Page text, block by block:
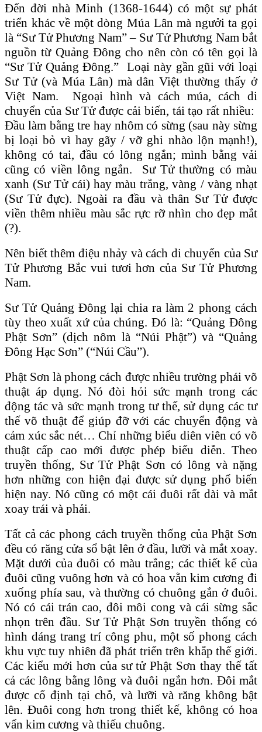
Đến đời nhà Minh (1368-1644) có một sự phát
triển khác về một dòng Múa Lân mà ngưởi ta gọi
là “Sư Tử Phương Nam” – Sư Tử Phương Nam bắt
nguồn từ Quảng Đông cho nên còn có tên gọi là
“Sư Tử Quảng Đông.” Loại này gần gũi với loại
Sư Tử (và Múa Lân) mà dân Việt thường thấy ở
Việt Nam. Ngoại hình và cách múa, cách di
chuyển của Sư Tử được cải biến, tái tạo rất nhiều:
Đầu làm bằng tre hay nhôm có sừng (sau này sừng
bị loại bỏ vì hay gãy / vỡ ghi nhào lộn mạnh!),
không có tai, đầu có lông ngắn; mình bằng vải
cũng có viền lông ngắn. Sư Tử thường có màu
xanh (Sư Tử cái) hay màu trắng, vàng / vàng nhạt
(Sư Tử đực). Ngoài ra đầu và thân Sư Tử được
viền thêm nhiều màu sắc rực rỡ nhìn cho đẹp mắt
(?).
Nên biết thêm điệu nhảy và cách di chuyển của Sư
Tử Phương Bắc vui tươi hơn của Sư Tử Phương
Nam.
Sư Tử Quảng Đông lại chia ra làm 2 phong cách
tùy theo xuất xứ của chúng. Đó là: “Quảng Đông
Phật Sơn” (dịch nôm là “Núi Phật”) và “Quảng
Đông Hạc Sơn” (“Núi Cầu”).
Phật Sơn là phong cách được nhiều trường phái võ
thuật áp dụng. Nó đòi hỏi sức mạnh trong các
động tác và sức mạnh trong tư thế, sử dụng các tư
thế võ thuật để giúp đỡ với các chuyển động và
cảm xúc sắc nét… Chỉ những biểu diên viên có võ
thuật cấp cao mới được phép biểu diễn. Theo
truyền thống, Sư Tử Phật Sơn có lông và nặng
hơn những con hiện đại được sử dụng phổ biến
hiện nay. Nó cũng có một cái đuôi rất dài và mắt
xoay trái và phải.
Tất cả các phong cách truyền thống của Phật Sơn
đều có răng cửa sổ bật lên ở đầu, lưỡi và mắt xoay.
Mặt dưới của đuôi có màu trắng; các thiết kế của
đuôi cũng vuông hơn và có hoa vằn kim cương đi
xuống phía sau, và thường có chuông gắn ở đuôi.
Nó có cái trán cao, đôi môi cong và cái sừng sắc
nhọn trên đầu. Sư Tử Phật Sơn truyền thống có
hình dáng trang trí công phu, một số phong cách
khu vực tuy nhiên đã phát triển trên khắp thế giới.
Các kiểu mới hơn của sư tử Phật Sơn thay thế tất
cả các lông bằng lông và đuôi ngắn hơn. Đôi mắt
được cố định tại chỗ, và lưỡi và răng không bật
lên. Đuôi cong hơn trong thiết kế, không có hoa
vẩn kim cương và thiếu chuông.